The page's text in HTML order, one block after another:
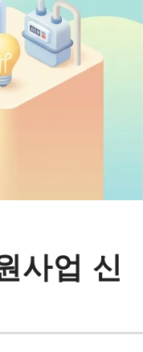
사업 신